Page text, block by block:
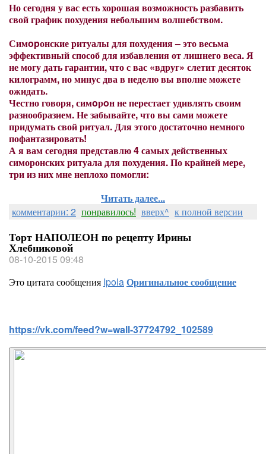
Но сегодня у вас есть хорошая возможность разбавить
свой график похудения небольшим волшебством.
Симopонские ритуалы для похудения – это весьма
эффективный способ для избавления от лишнего веса. Я
не могу дать гарантии, что с вас «вдруг» слетит десяток
килограмм, но минус два в неделю вы вполне можете
ожидать.
Честно говоря, симoрoн не перестает удивлять своим
разнообразием. Не забывайте, что вы сами можете
придумать свой ритуал. Для этого достаточно немного
пофантазировать!
А я вам сегодня представлю 4 самых действенных
симоронских ритуала для похудения. По крайней мере,
три из них мне неплохо помогли:
Читать далее...
комментарии: 2 понравилось! вверх^ к полной версии
Торт НАПОЛЕОН по рецепту Ирины
Хлебниковой
08-10-2015 09:48
Это цитата сообщения IpolaОригинальное сообщение
https://vk.com/feed?w=wall-37724792_102589